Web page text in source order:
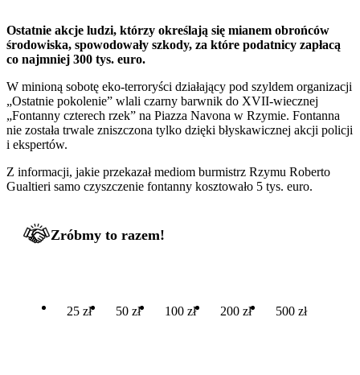
Ostatnie akcje ludzi, którzy określają się mianem obrońców
środowiska, spowodowały szkody, za które podatnicy zapłacą
co najmniej 300 tys. euro.
W minioną sobotę eko-terroryści działający pod szyldem organizacji
„Ostatnie pokolenie” wlali czarny barwnik do XVII-wiecznej
„Fontanny czterech rzek” na Piazza Navona w Rzymie. Fontanna
nie została trwale zniszczona tylko dzięki błyskawicznej akcji policji
i ekspertów.
Z informacji, jakie przekazał mediom burmistrz Rzymu Roberto
Gualtieri samo czyszczenie fontanny kosztowało 5 tys. euro.
Zróbmy to razem!
25 zł 50 zł 100 zł 200 zł 500 zł